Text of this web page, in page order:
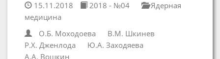
15.11.2018 2018 - №04
Ядерная
медицина
О.Б. Моходоева
В.М. Шкинев
Р.Х. Дженлода
Ю.А. Заходяева
А.А. Вошкин